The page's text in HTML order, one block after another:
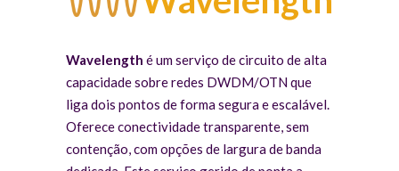
Wavelength é um serviço de circuito de alta
capacidade sobre redes DWDM/OTN que
liga dois pontos de forma segura e escalável.
Oferece conectividade transparente, sem
contenção, com opções de largura de banda